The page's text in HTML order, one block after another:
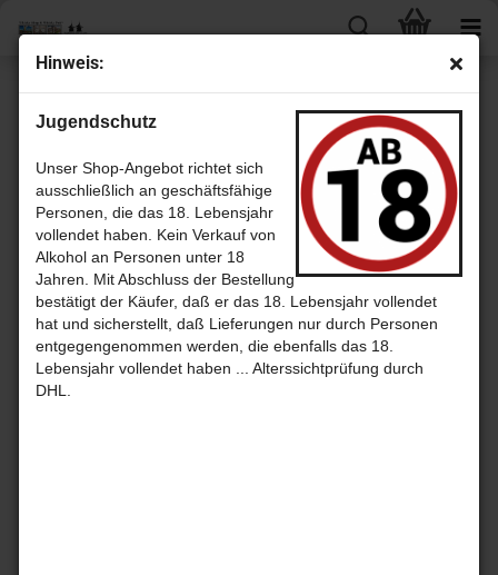
Hin­weis:
Jugendschutz
Unser Shop-Angebot richtet sich
ausschließlich an geschäftsfähige
Personen, die das 18. Lebensjahr
vollendet haben. Kein Verkauf von
Alkohol an Personen unter 18
Jahren. Mit Abschluss der Bestellung
bestätigt der Käufer, daß er das 18. Lebensjahr vollendet
hat und sicherstellt, daß Lieferungen nur durch Personen
entgegengenommen werden, die ebenfalls das 18.
Lebensjahr vollendet haben ... Alterssichtprüfung durch
DHL.
« Erster « zurück weiter »
Letzter »
151Artikel in dieser Kategorie
Glen­li­vet 1977 - 34 Jahre Bour­bon Hogshead No. 13174 mit 48,2% -
A.D. Rat­tray